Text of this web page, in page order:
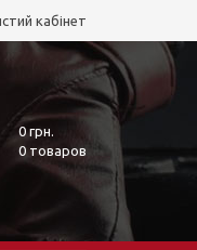
кабінет
0грн.
0 товаров